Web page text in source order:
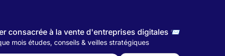
consacrée à la vente d'entreprises digitales 📨
mois études, conseils & veilles stratégiques